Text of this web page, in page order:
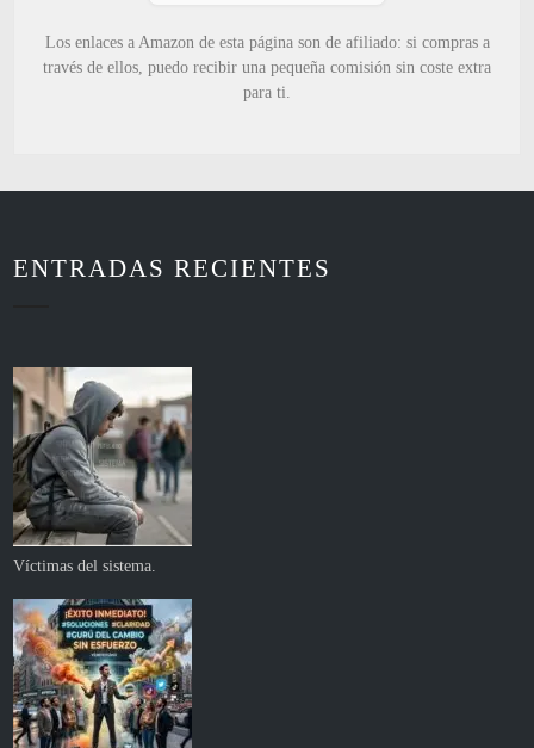
Los enlaces a Amazon de esta página son de afiliado: si compras a
través de ellos, puedo recibir una pequeña comisión sin coste extra
para ti.
ENTRADAS RECIENTES
Víctimas del sistema.